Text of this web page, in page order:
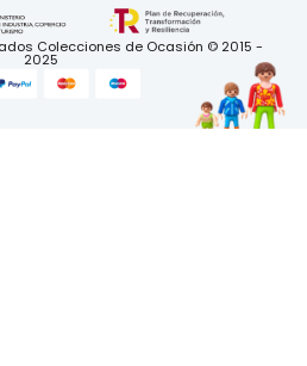
Colecciones de Ocasión © 2015 -
2025